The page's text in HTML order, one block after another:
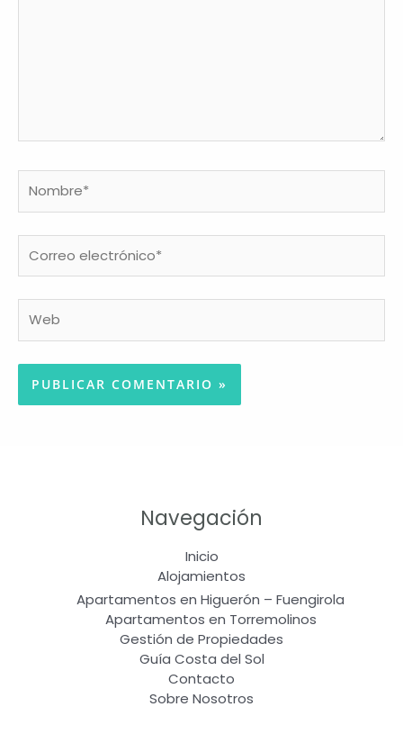
electrónico*
Navegación
Inicio
Alojamientos
Apartamentos en Higuerón – Fuengirola
Apartamentos en Torremolinos
Gestión de Propiedades
Guía Costa del Sol
Contacto
Sobre Nosotros